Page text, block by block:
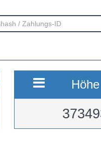
Höhe